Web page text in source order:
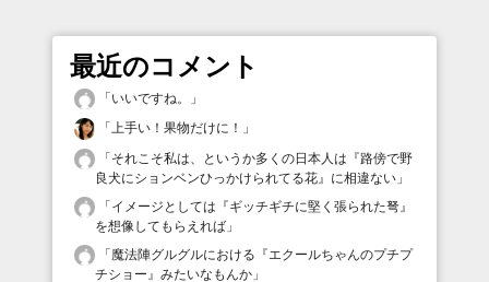
最近のコメント
「いいですね。
」
「上手い！果物だけに！ 」
「それこそ私は、というか多くの日本人は『路傍で野
良犬にションベンひっかけられてる花』に相違ない 」
「イメージとしては『ギッチギチに堅く張られた弩』
を想像してもらえれば 」
「魔法陣グルグルにおける『エクールちゃんのプチプ
チショー』みたいなもんか 」